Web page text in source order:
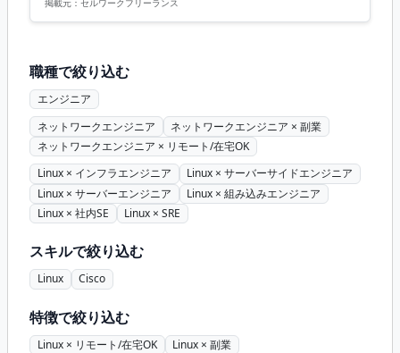
掲載元： セルワークフリーランス
職種で絞り込む
エンジニア
ネットワークエンジニア
ネットワークエンジニア × 副業
ネットワークエンジニア × リモート/在宅OK
Linux × インフラエンジニア
Linux × サーバーサイドエンジニア
Linux × サーバーエンジニア
Linux × 組み込みエンジニア
Linux × 社内SE
Linux × SRE
スキルで絞り込む
Linux Cisco
特徴で絞り込む
Linux × リモート/在宅OK
Linux × 副業